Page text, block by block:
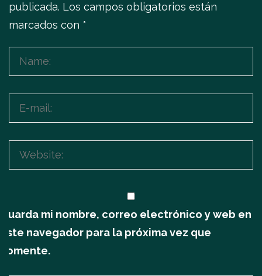
publicada. Los campos obligatorios están
marcados con *
Guarda mi nombre, correo electrónico y web en
este navegador para la próxima vez que
comente.